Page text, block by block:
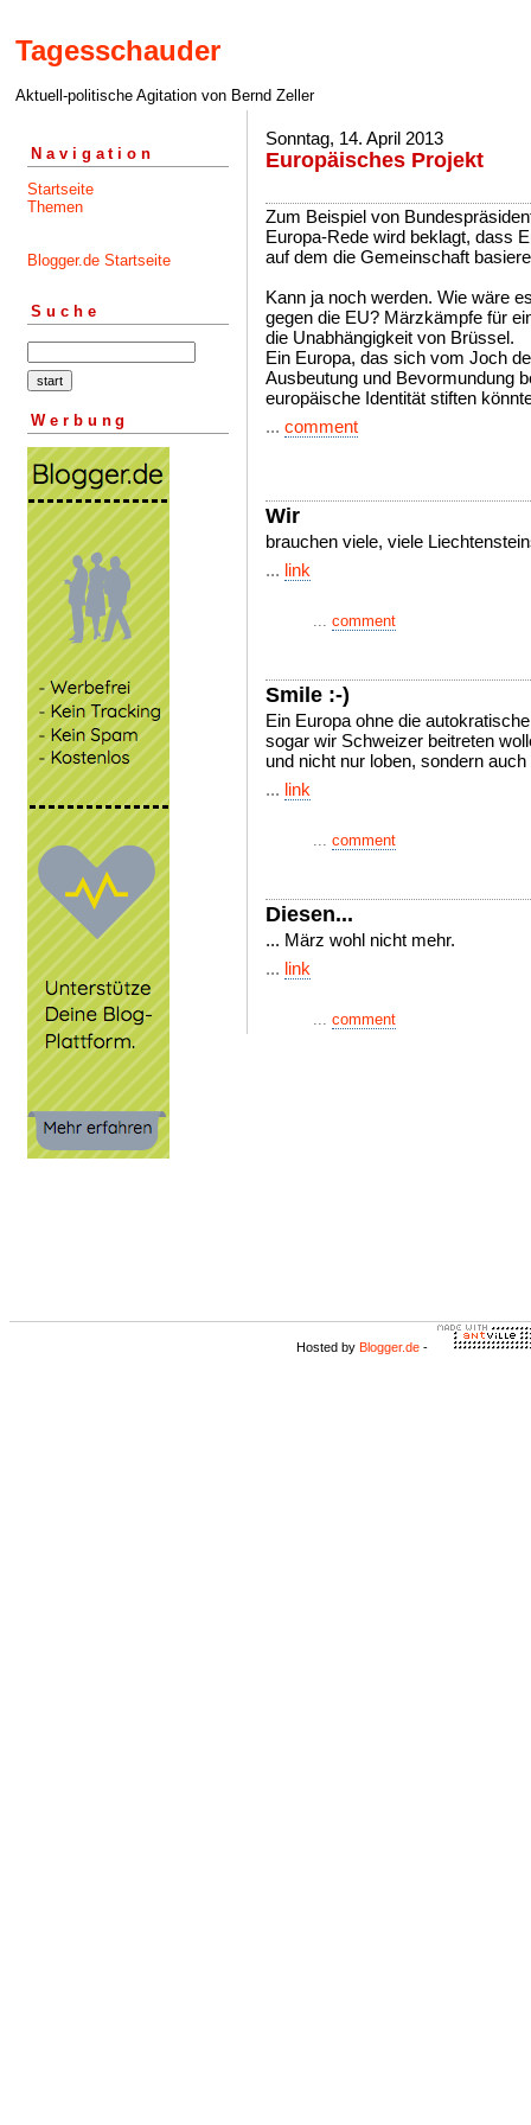
Tagesschauder
Aktuell-politische Agitation von Bernd Zeller
Navigation
Startseite
Themen
Blogger.de Startseite
Suche
Werbung
Sonntag, 14. April 2013
Europäisches Projekt
Zum Beispiel von
Europa-Rede wird beklagt, dass
auf dem die Gemeinschaft
Kann ja noch werden. Wie wäre
gegen die EU? Märzkämpfe für
die Unabhängigkeit von Brüssel.
Ein Europa, das sich vom Joch
Ausbeutung und Bevormundung
europäische Identität stiften
... comment
Wir
brauchen viele, viele
... link
... comment
Smile :-)
Ein Europa ohne die
sogar wir Schweizer beitreten
und nicht nur loben, sondern auch
... link
... comment
Diesen...
... März wohl nicht mehr.
... link
... comment
Hosted by Blogger.de -